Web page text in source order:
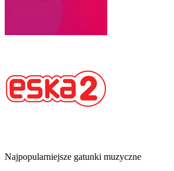
Najpopularniejsze gatunki muzyczne